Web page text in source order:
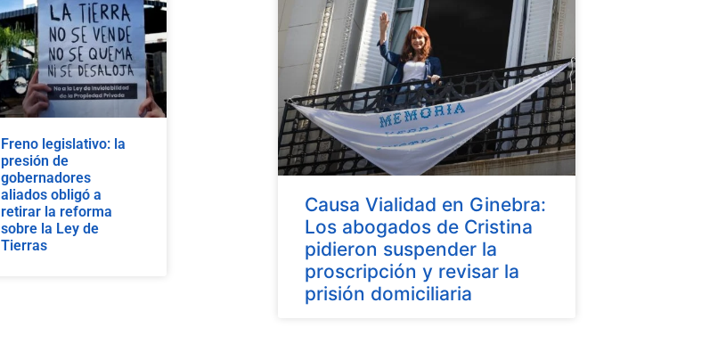
Freno legislativo: la
presión de
gobernadores
aliados obligó a
retirar la reforma
sobre la Ley de
Tierras
Causa Vialidad en Ginebra:
Los abogados de Cristina
pidieron suspender la
proscripción y revisar la
prisión domiciliaria